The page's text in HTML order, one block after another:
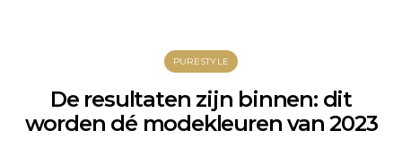
PURESTYLE
De resultaten zijn binnen: dit
worden dé modekleuren van 2023